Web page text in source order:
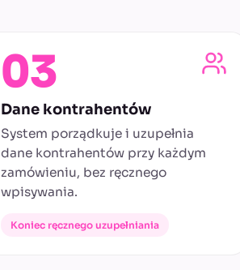
03
Dane kontrahentów
System porządkuje i uzupełnia
dane kontrahentów przy każdym
zamówieniu, bez ręcznego
wpisywania.
Koniec ręcznego uzupełniania